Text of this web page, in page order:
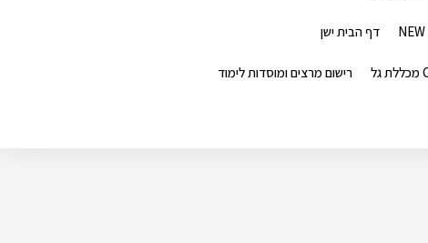
דף הבית ישן
רישום מרצים ומוסדות לימוד